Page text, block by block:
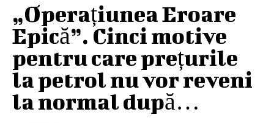
„Operațiunea Eroare
Epică”. Cinci motive
pentru care prețurile
la petrol nu vor reveni
la normal după…